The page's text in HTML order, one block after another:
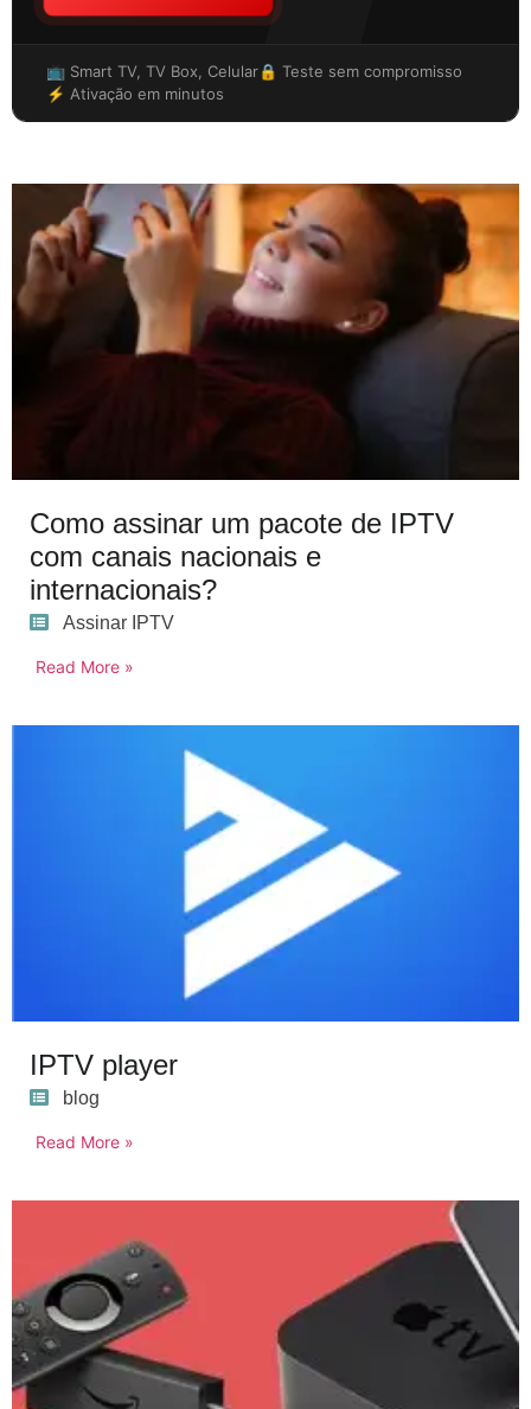
📺 Smart TV, TV Box, Celular🔒 Teste sem compromisso
⚡ Ativação em minutos
Como assinar um pacote de IPTV
com canais nacionais e
internacionais?
Assinar IPTV
Read More »
IPTV player
blog
Read More »